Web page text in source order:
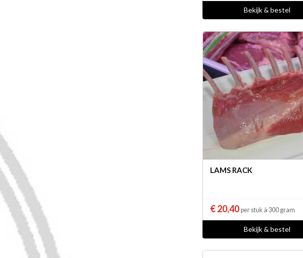
Bekijk & bestel
LAMS RACK
€ 20,40per stuk à 300 gram
Bekijk & bestel